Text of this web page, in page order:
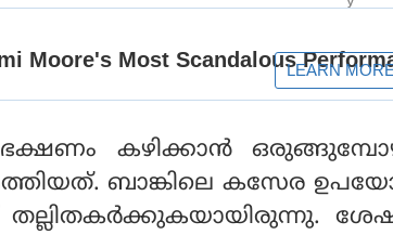
ഭക്ഷണം കഴിക്കാന്‍
ബാങ്കിലെ കസേര
തല്ലിതകര്‍ക്കുകയായിരുന്നു.